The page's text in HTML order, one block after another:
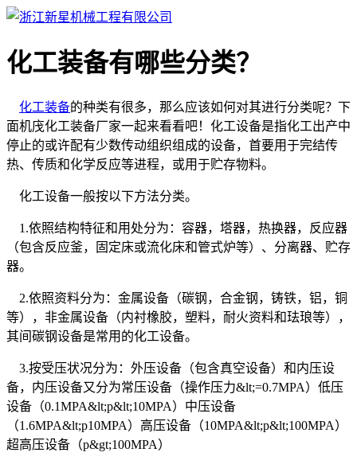
化工装备有哪些分类？
化工装备的种类有很多，那么应该如何对其进行分类呢？下
面机㡲化工装备厂家一起来看看吧！化工设备是指化工出产中
停止的或许配有少数传动组织组成的设备，首要用于完结传
热、传质和化学反应等进程，或用于贮存物料。
化工设备一般按以下方法分类。
1.依照结构特征和用处分为：容器，塔器，热换器，反应器
（包含反应釜，固定床或流化床和管式炉等）、分离器、贮存
器。
2.依照资料分为：金属设备（碳钢，合金钢，铸铁，铝，铜
等），非金属设备（内衬橡胶，塑料，耐火资料和珐琅等），
其间碳钢设备是常用的化工设备。
3.按受压状况分为：外压设备（包含真空设备）和内压设
备，内压设备又分为常压设备（操作压力&lt;=0.7MPA）低压
设备（0.1MPA&lt;p&lt;10MPA）中压设备
（1.6MPA&lt;p10MPA）高压设备（10MPA&lt;p&lt;100MPA）
超高压设备（p&gt;100MPA）